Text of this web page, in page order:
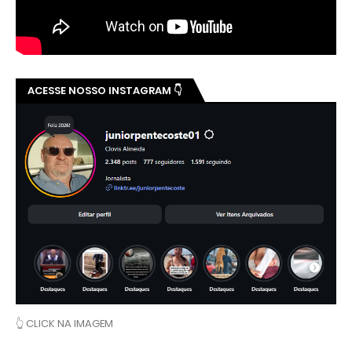
ACESSE NOSSO INSTAGRAM 👇
👆 CLICK NA IMAGEM